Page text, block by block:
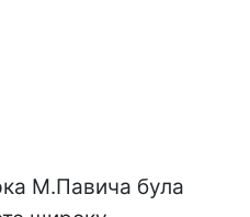
М.Павича була